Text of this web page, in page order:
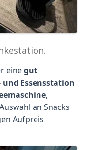
einegut
Essensstation
,
an Snacks
Aufpreis